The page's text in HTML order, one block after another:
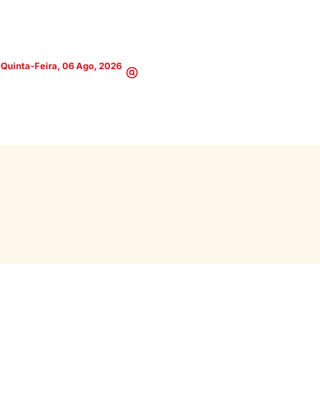
Quinta-Feira, 06 Ago, 2026